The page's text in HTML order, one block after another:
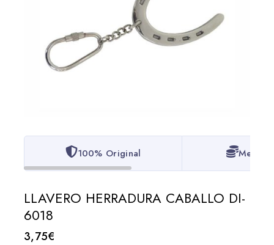
100% Original Mejor
LLAVERO HERRADURA CABALLO DI-
6018
3,75€